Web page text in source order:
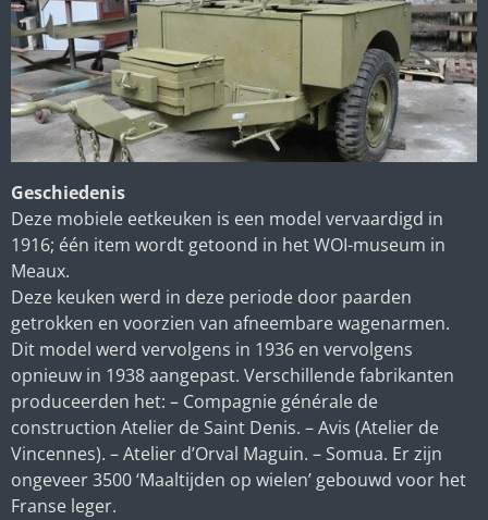
Geschiedenis
Deze mobiele eetkeuken is een model vervaardigd in
1916; één item wordt getoond in het WOI-museum in
Meaux.
Deze keuken werd in deze periode door paarden
getrokken en voorzien van afneembare wagenarmen.
Dit model werd vervolgens in 1936 en vervolgens
opnieuw in 1938 aangepast. Verschillende fabrikanten
produceerden het: – Compagnie générale de
construction Atelier de Saint Denis. – Avis (Atelier de
Vincennes). – Atelier d’Orval Maguin. – Somua. Er zijn
ongeveer 3500 ‘Maaltijden op wielen’ gebouwd voor het
Franse leger.